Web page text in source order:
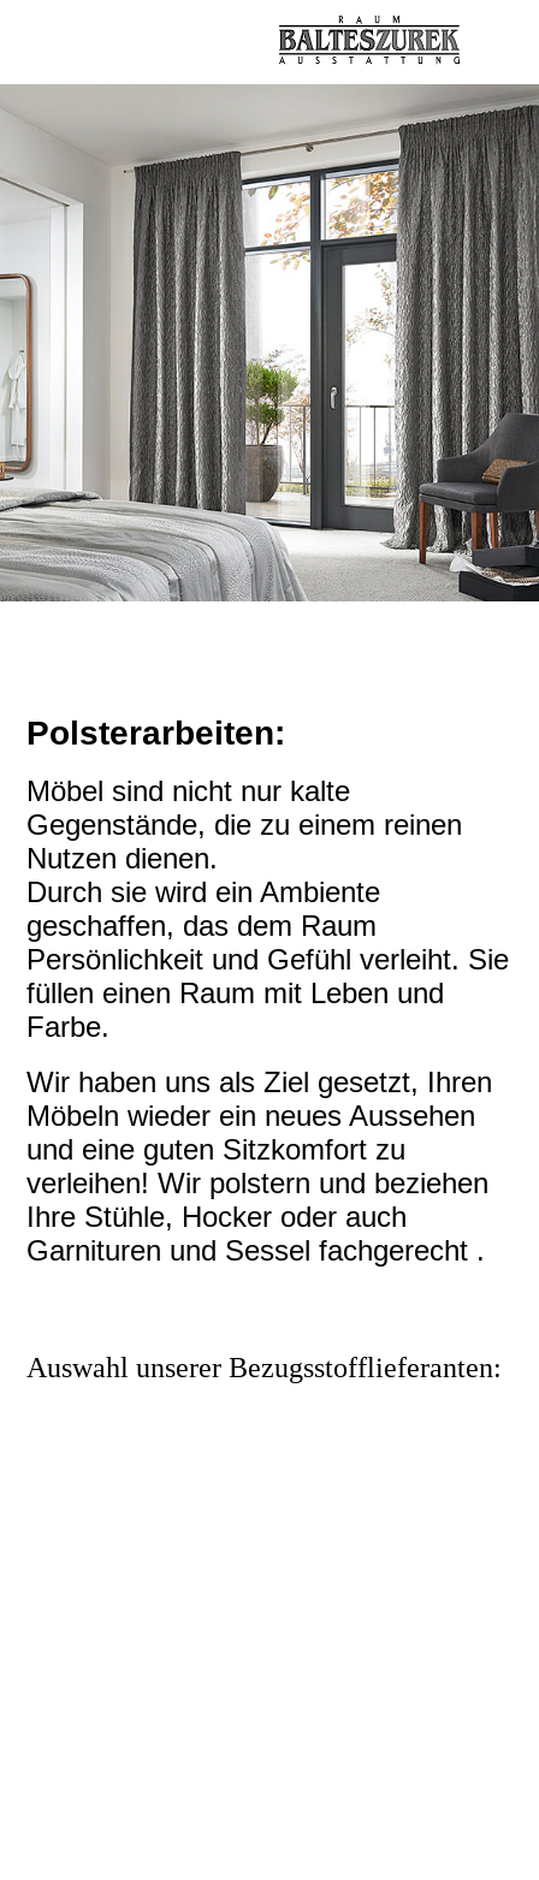
Polsterarbeiten:
Möbel sind nicht nur kalte
Gegenstände, die zu einem reinen
Nutzen dienen.
Durch sie wird ein Ambiente
geschaffen, das dem Raum
Persönlichkeit und Gefühl verleiht. Sie
füllen einen Raum mit Leben und
Farbe.
Wir haben uns als Ziel gesetzt, Ihren
Möbeln wieder ein neues Aussehen
und eine guten Sitzkomfort zu
verleihen! Wir polstern und beziehen
Ihre Stühle, Hocker oder auch
Garnituren und Sessel fachgerecht .
Auswahl unserer Bezugsstofflieferanten: